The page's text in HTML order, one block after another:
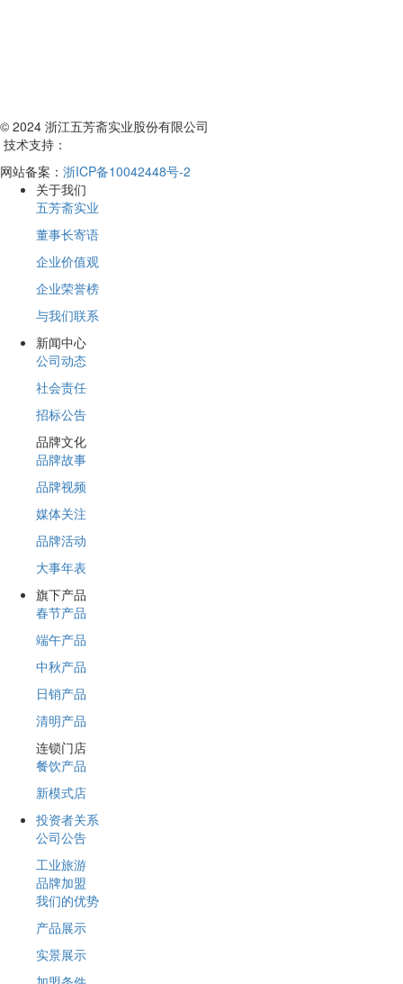
© 2024 浙江五芳斋实业股份有限公司
技术支持：
网站备案： 浙ICP备10042448号-2
关于我们
五芳斋实业
董事长寄语
企业价值观
企业荣誉榜
与我们联系
新闻中心
公司动态
社会责任
招标公告
品牌文化
品牌故事
品牌视频
媒体关注
品牌活动
大事年表
旗下产品
春节产品
端午产品
中秋产品
日销产品
清明产品
连锁门店
餐饮产品
新模式店
投资者关系
公司公告
工业旅游
品牌加盟
我们的优势
产品展示
实景展示